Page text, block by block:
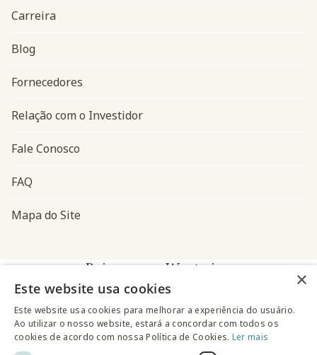
Navegação do rodapé
Carreira
Blog
Fornecedores
Relação com o Investidor
Fale Conosco
FAQ
Mapa do Site
Baixe o app Westwing
×
Este website usa cookies
Este website usa cookies para melhorar a experiência do usuário.
Ao utilizar o nosso website, estará a concordar com todos os
cookies de acordo com nossa Política de Cookies. Ler mais